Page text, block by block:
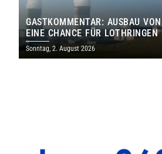
GASTKOMMENTAR: AUSBAU
EINE CHANCE FÜR LOTHRINGEN
SAARLAND
Sonntag, 2. August 2026